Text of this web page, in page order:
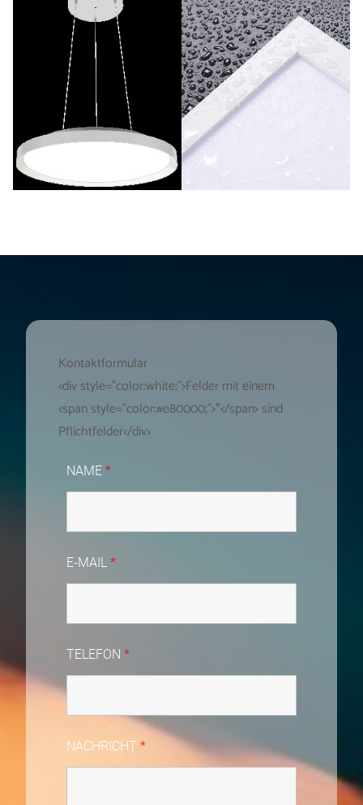
Kontaktformular
<div style="color:white;">Felder mit einem
<span style="color:#e80000;">*</span> sind
Pflichtfelder</div>
NAME *
E-MAIL *
TELEFON *
NACHRICHT *